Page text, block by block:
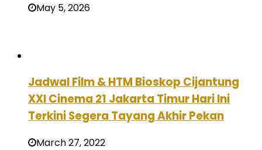
May 5, 2026
Jadwal Film & HTM Bioskop Cijantung
XXI Cinema 21 Jakarta Timur Hari Ini
Terkini Segera Tayang Akhir Pekan
March 27, 2022